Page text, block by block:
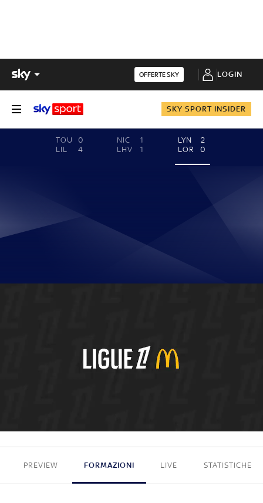
OFFERTE SKY LOGIN
SKY SPORT INSIDER
TOU
0
LIL
4
NIC
1
LHV
1
LYN
2
LOR
0
2 - 0
PREVIEW FORMAZIONI LIVE STATISTICHE